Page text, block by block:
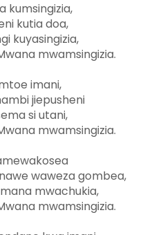
kumsingizia,
kutia doa,
kuyasingizia,
mwamsingizia.
imani,
jiepusheni
si utani,
mwamsingizia.
waweza gombea,
mwachukia,
mwamsingizia.